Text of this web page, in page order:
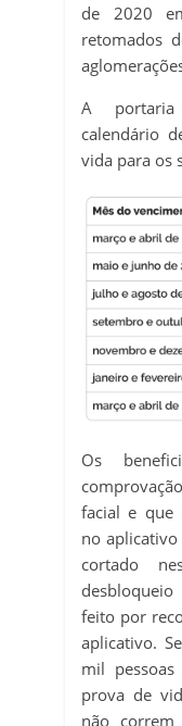
de 2020
retomados
A portaria
calendário
vida para os
Os
facial e que
no
cortado
feito por
aplicativo.
mil
prova de
não